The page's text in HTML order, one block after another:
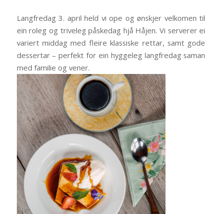
Langfredag 3. april held vi ope og ønskjer velkomen til
ein roleg og triveleg påskedag hjå Håjen. Vi serverer ei
variert middag med fleire klassiske rettar, samt gode
dessertar – perfekt for ein hyggeleg langfredag saman
med familie og vener.